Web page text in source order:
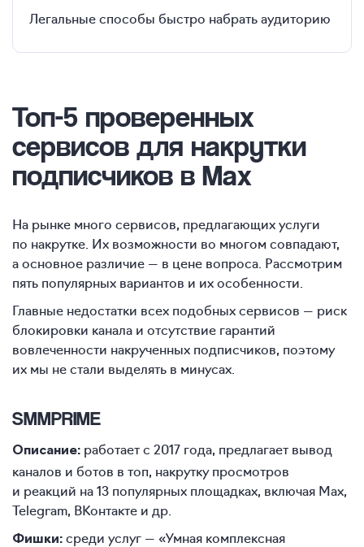
Легальные способы быстро набрать аудиторию
Топ-5 проверенных
сервисов для накрутки
подписчиков в Max
На рынке много сервисов, предлагающих услуги
по накрутке. Их возможности во многом совпадают,
а основное различие — в цене вопроса. Рассмотрим
пять популярных вариантов и их особенности.
Главные недостатки всех подобных сервисов — риск
блокировки канала и отсутствие гарантий
вовлеченности накрученных подписчиков, поэтому
их мы не стали выделять в минусах.
SMMPRIME
Описание: работает с 2017 года, предлагает вывод
каналов и ботов в топ, накрутку просмотров
и реакций на 13 популярных площадках, включая Max,
Telegram, ВКонтакте и др.
Фишки: среди услуг — «Умная комплексная